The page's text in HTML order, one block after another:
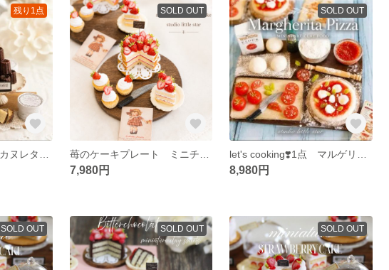
残り1点 SOLD OUT
7,980円
SOLD OUT
8,980円
SOLD OUT SOLD OUT SOLD OUT